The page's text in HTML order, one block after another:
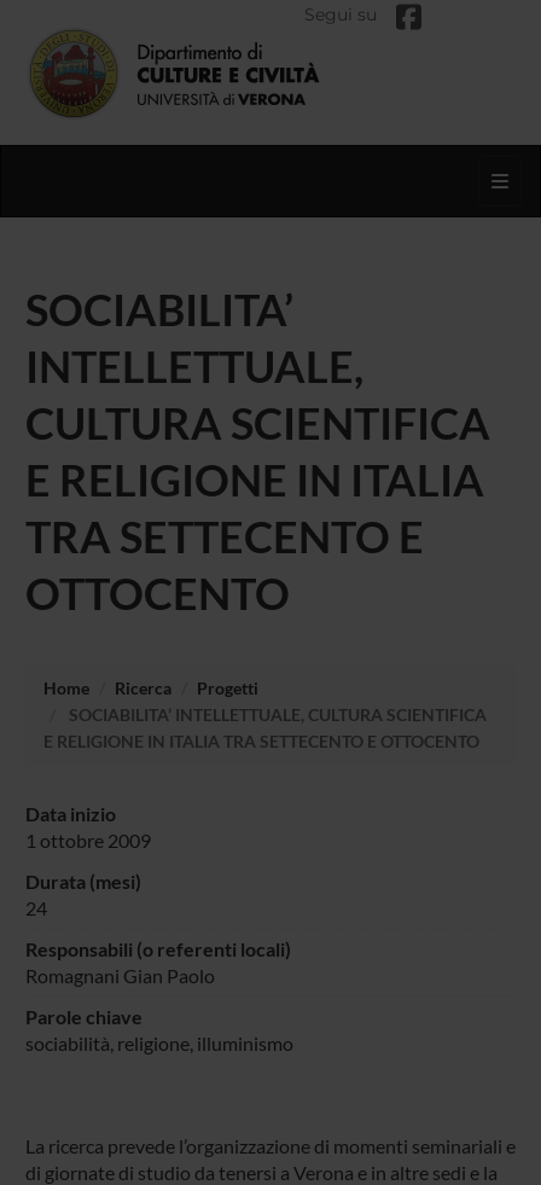
Segui su
SOCIABILITA’
INTELLETTUALE,
CULTURA SCIENTIFICA
E RELIGIONE IN ITALIA
TRA SETTECENTO E
OTTOCENTO
Home Ricerca
Progetti
SOCIABILITA’ INTELLETTUALE, CULTURA SCIENTIFICA
E RELIGIONE IN ITALIA TRA SETTECENTO E OTTOCENTO
Data inizio
1 ottobre 2009
Durata (mesi)
24
Responsabili (o referenti locali)
Romagnani Gian Paolo
Parole chiave
sociabilità, religione, illuminismo
La ricerca prevede l’organizzazione di momenti seminariali e
di giornate di studio da tenersi a Verona e in altre sedi e la